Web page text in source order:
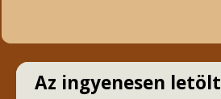
Az ingyenesen